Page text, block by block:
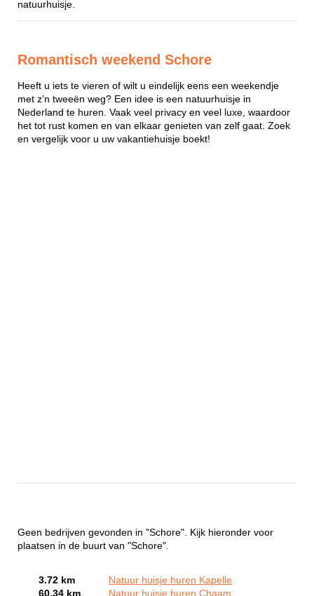
natuurhuisje.
Romantisch weekend Schore
Heeft u iets te vieren of wilt u eindelijk eens een weekendje
met z’n tweeën weg? Een idee is een natuurhuisje in
Nederland te huren. Vaak veel privacy en veel luxe, waardoor
het tot rust komen en van elkaar genieten van zelf gaat. Zoek
en vergelijk voor u uw vakantiehuisje boekt!
Geen bedrijven gevonden in "Schore". Kijk hieronder voor
plaatsen in de buurt van "Schore".
3.72 km
Natuur huisje huren Kapelle
60.34 km
Natuur huisje huren Chaam